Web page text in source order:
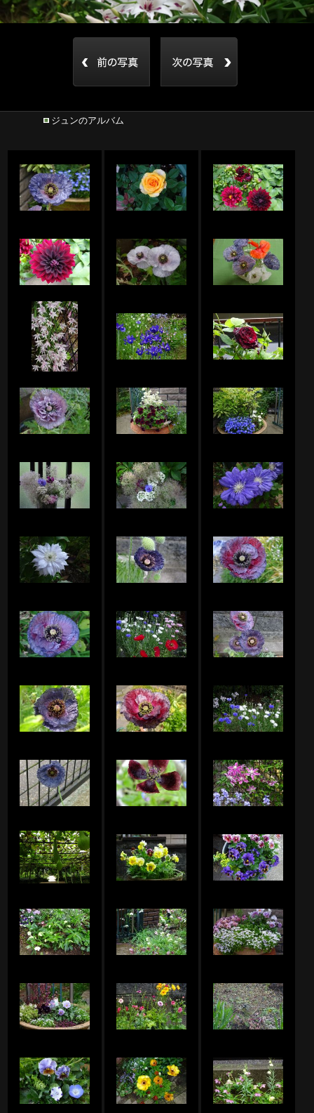
ジュンのアルバム